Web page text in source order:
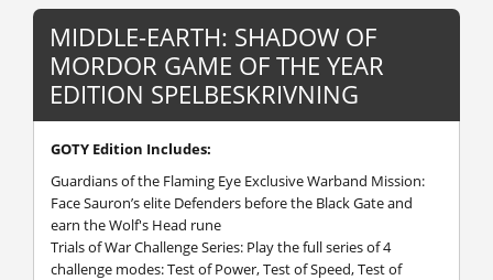
MIDDLE-EARTH: SHADOW OF
MORDOR GAME OF THE YEAR
EDITION SPELBESKRIVNING
GOTY Edition Includes:
Guardians of the Flaming Eye Exclusive Warband Mission:
Face Sauron’s elite Defenders before the Black Gate and
earn the Wolf's Head rune
Trials of War Challenge Series: Play the full series of 4
challenge modes: Test of Power, Test of Speed, Test of